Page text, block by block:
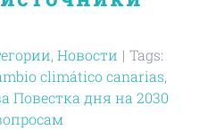
, Новости | Tags:
climático canarias,
Повестка дня на 2030